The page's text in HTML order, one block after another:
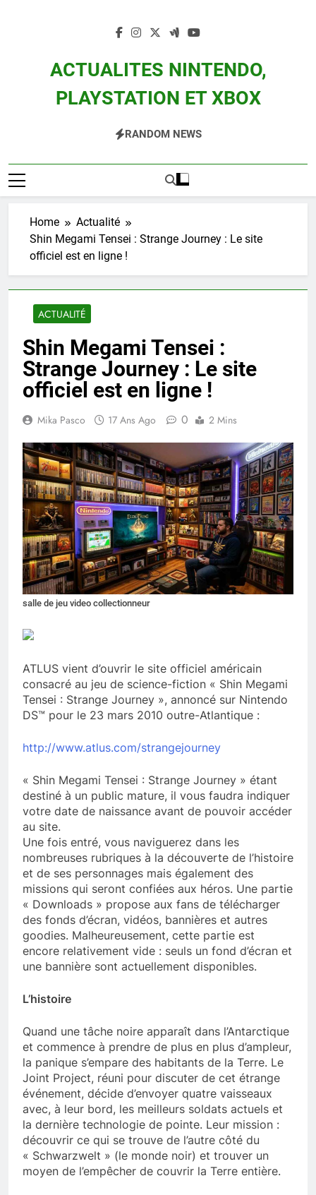
ACTUALITES NINTENDO,
PLAYSTATION ET XBOX
Zelda, Splatoon, Pokemon Entre Autres
RANDOM NEWS
Home
Actualité
Shin Megami Tensei : Strange Journey : Le site
officiel est en ligne !
ACTUALITÉ
Shin Megami Tensei :
Strange Journey : Le site
officiel est en ligne !
Mika Pasco 17 Ans Ago 0 2 Mins
salle de jeu video collectionneur
ATLUS vient d’ouvrir le site officiel américain
consacré au jeu de science-fiction « Shin Megami
Tensei : Strange Journey », annoncé sur Nintendo
DS™ pour le 23 mars 2010 outre-Atlantique :
http://www.atlus.com/strangejourney
« Shin Megami Tensei : Strange Journey » étant
destiné à un public mature, il vous faudra indiquer
votre date de naissance avant de pouvoir accéder
au site.
Une fois entré, vous naviguerez dans les
nombreuses rubriques à la découverte de l’histoire
et de ses personnages mais également des
missions qui seront confiées aux héros. Une partie
« Downloads » propose aux fans de télécharger
des fonds d’écran, vidéos, bannières et autres
goodies. Malheureusement, cette partie est
encore relativement vide : seuls un fond d’écran et
une bannière sont actuellement disponibles.
L’histoire
Quand une tâche noire apparaît dans l’Antarctique
et commence à prendre de plus en plus d’ampleur,
la panique s’empare des habitants de la Terre. Le
Joint Project, réuni pour discuter de cet étrange
événement, décide d’envoyer quatre vaisseaux
avec, à leur bord, les meilleurs soldats actuels et
la dernière technologie de pointe. Leur mission :
découvrir ce qui se trouve de l’autre côté du
« Schwarzwelt » (le monde noir) et trouver un
moyen de l’empêcher de couvrir la Terre entière.